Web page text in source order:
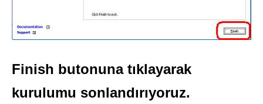
Finish butonuna tıklayarak
kurulumu sonlandırıyoruz.